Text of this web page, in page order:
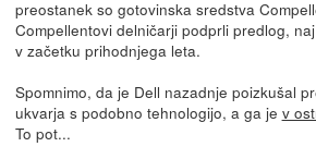
preostanek so gotovinska sredstva
Compellentovi delničarji podprli predlog,
v začetku prihodnjega leta.
Spomnimo, da je Dell nazadnje poizkušal
ukvarja s podobno tehnologijo, a ga je v
To pot...